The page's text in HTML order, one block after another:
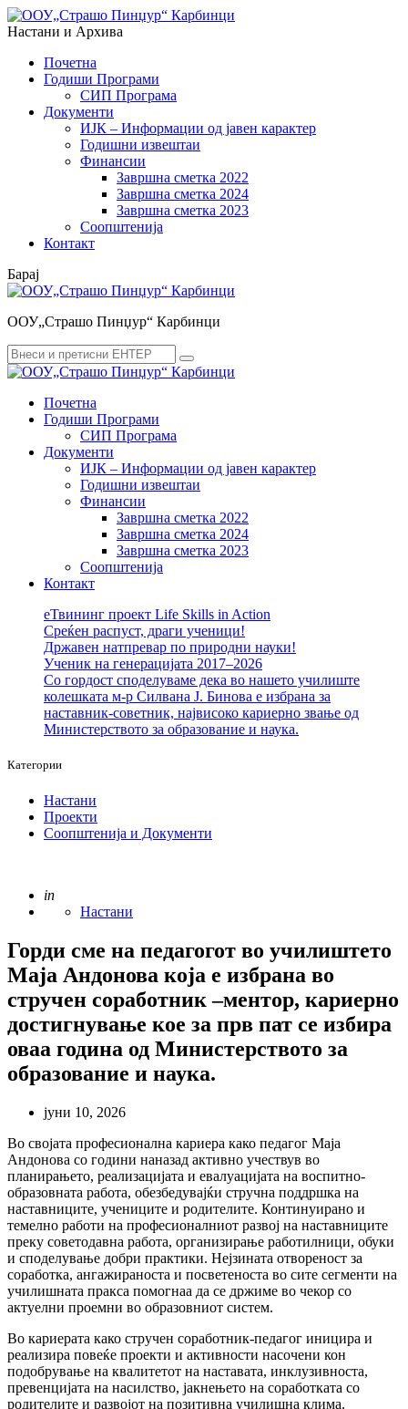
Menu
Search
Настани и Архива
Почетна
Годиши Програми
СИП Програма
Документи
ИЈК – Информации од јавен карактер
Годишни извештаи
Финансии
Завршна сметка 2022
Завршна сметка 2024
Завршна сметка 2023
Соопштенија
Контакт
Барај
ООУ„Страшо Пинџур“ Карбинци
Search
for:
Search
Почетна
Годиши Програми
СИП Програма
Документи
ИЈК – Информации од јавен карактер
Годишни извештаи
Финансии
Завршна сметка 2022
Завршна сметка 2024
Завршна сметка 2023
Соопштенија
Контакт
еТвининг проект Life Skills in Action
Среќен распуст, драги ученици!
Државен натпревар по природни науки!
Ученик на генерацијата 2017–2026
Со гордост споделуваме дека во нашето училиште
колешката м-р Силвана Ј. Бинова е избрана за
наставник-советник, највисоко кариерно звање од
Министерството за образование и наука.
Категории
Настани
Проекти
Соопштенија и Документи
Posted
in
Настани
Горди сме на педагогот во училиштето
Маја Андонова која е избрана во
стручен соработник –ментор, кариерно
достигнување кое за прв пат се избира
оваа година од Министерството за
образование и наука.
јуни 10, 2026
Во својата професионална кариера како педагог Маја
Андонова со години наназад активно учествув во
планирањето, реализацијата и евалуацијата на воспитно-
образовната работа, обезбедувајќи стручна поддршка на
наставниците, учениците и родителите. Континуирано и
темелно работи на професионалниот развој на наставниците
преку советодавна работа, организирање работилници, обуки
и споделување добри практики. Нејзината отвореност за
соработка, ангажираноста и посветеноста во сите сегменти на
училишната пракса помогнаа да се држиме во чекор со
актуелни проемни во образовниот систем.
Во кариерата како стручен соработник-педагог иницира и
реализира повеќе проекти и активности насочени кон
подобрување на квалитетот на наставата, инклузивноста,
превенцијата на насилство, јакнењето на соработката со
родителите и развојот на позитивна училишна клима.